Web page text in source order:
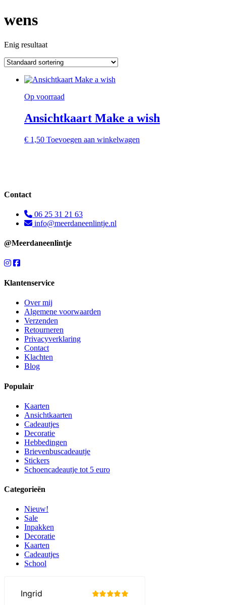
wens
Enig resultaat
Op voorraad
Ansichtkaart Make a wish
€ 1,50 Toevoegen aan winkelwagen
Contact
06 25 31 21 63
info@meerdaneenlintje.nl
@Meerdaneenlintje
Klantenservice
Over mij
Algemene voorwaarden
Verzenden
Retourneren
Privacyverklaring
Contact
Klachten
Blog
Populair
Kaarten
Ansichtkaarten
Cadeautjes
Decoratie
Hebbedingen
Brievenbuscadeautje
Stickers
Schoencadeautje tot 5 euro
Categorieën
Nieuw!
Sale
Inpakken
Decoratie
Kaarten
Cadeautjes
School